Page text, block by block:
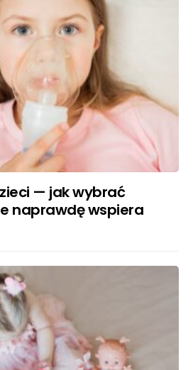
— jak wybrać
naprawdę wspiera